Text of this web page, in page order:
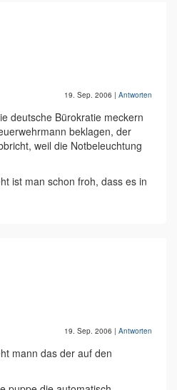
19. Sep. 2006 | Antworten
deutsche Bürokratie meckern
beklagen, der
weil die Notbeleuchtung
ist man schon froh, dass es in
19. Sep. 2006 | Antworten
mann das der auf den